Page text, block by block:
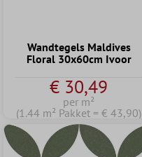
Wandtegels Maldives
Floral 30x60cm Ivoor
€ 30,49
per m²
(1.44 m² Pakket = € 43,90)